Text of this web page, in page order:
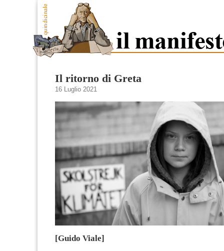
Il ritorno di Greta
16 Luglio 2021
[Guido Viale]